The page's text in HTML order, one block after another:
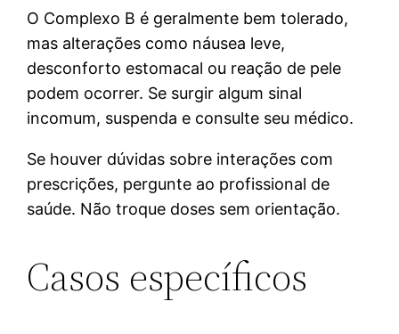
O Complexo B é geralmente bem tolerado,
mas alterações como náusea leve,
desconforto estomacal ou reação de pele
podem ocorrer. Se surgir algum sinal
incomum, suspenda e consulte seu médico.
Se houver dúvidas sobre interações com
prescrições, pergunte ao profissional de
saúde. Não troque doses sem orientação.
Casos específicos